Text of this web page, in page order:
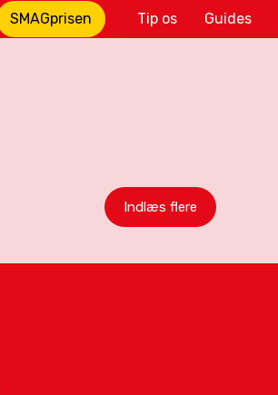
SMAGprisen Tip os Guides
Indlæs flere